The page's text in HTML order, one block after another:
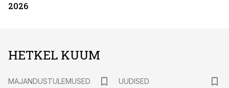
2026
HETKEL KUUM
MAJANDUSTULEMUSED
UUDISED